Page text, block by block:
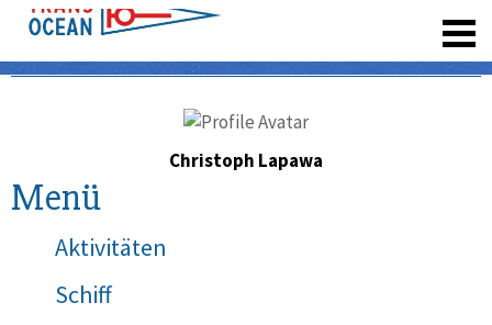
Christoph Lapawa
Menü
Aktivitäten
Schiff